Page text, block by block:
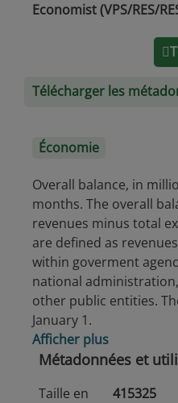
Economist (VPS/RES/
Télécharger les
Économie
Overall balance, in
months. The overall
revenues minus total
are defined as
within goverment
national
other public entities.
January 1.
Afficher plus
Métadonnées et
Taille en
415325